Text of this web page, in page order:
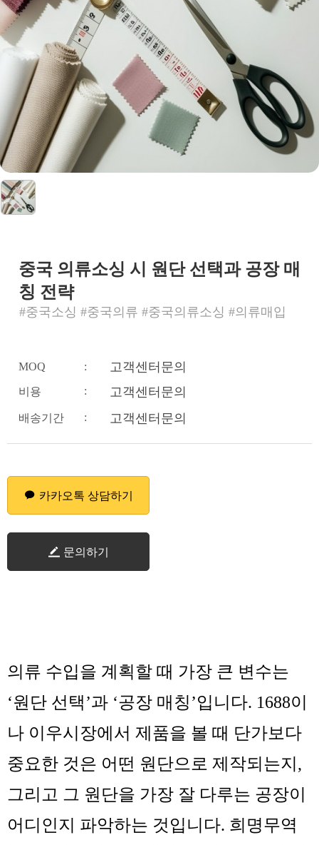
중국 의류소싱 시 원단 선택과 공장 매
칭 전략
#중국소싱 #중국의류 #중국의류소싱 #의류매입
MOQ : 고객센터문의
비용 : 고객센터문의
배송기간 : 고객센터문의
카카오톡 상담하기
문의하기
의류 수입을 계획할 때 가장 큰 변수는
‘원단 선택’과 ‘공장 매칭’입니다. 1688이
나 이우시장에서 제품을 볼 때 단가보다
중요한 것은 어떤 원단으로 제작되는지,
그리고 그 원단을 가장 잘 다루는 공장이
어디인지 파악하는 것입니다. 희명무역